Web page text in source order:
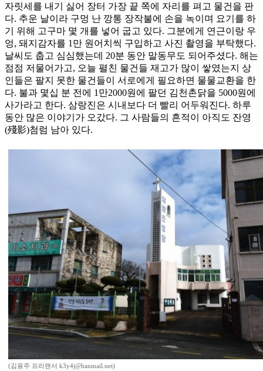
자릿세를 내기 싫어 장터 가장 끝 쪽에 자리를 펴고 물건을 판
다. 추운 날이라 구멍 난 깡통 장작불에 손을 녹이며 요기를 하
기 위해 고구마 몇 개를 넣어 굽고 있다. 그분에게 연근이랑 우
엉, 돼지감자를 1만 원어치씩 구입하고 사진 촬영을 부탁했다.
날씨도 춥고 심심했는데 20분 동안 말동무도 되어주셨다. 해는
점점 저물어가고, 오늘 펼친 물건들 재고가 많이 쌓였는지 상
인들은 팔지 못한 물건들이 서로에게 필요하면 물물교환을 한
다. 불과 몇십 분 전에 1만2000원에 팔던 김천촌닭을 5000원에
사가라고 한다. 삼랑진은 시내보다 더 빨리 어두워진다. 하루
동안 많은 이야기가 오갔다. 그 사람들의 흔적이 아직도 잔영
(殘影)첨럼 남아 있다.
(김용주 프리랜서 k3y4j@hanmail.net)